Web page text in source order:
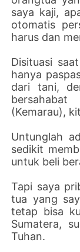
saya kaji,
otomatis
harus dan
Disituasi
hanya
dari tani,
(Kemarau),
Untunglah
sedikit
untuk beli
Tapi saya
tua yang
tetap bisa
Sumatera,
Tuhan.